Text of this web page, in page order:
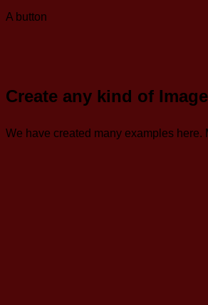
A button
Create any kind of
We have created many examples here.